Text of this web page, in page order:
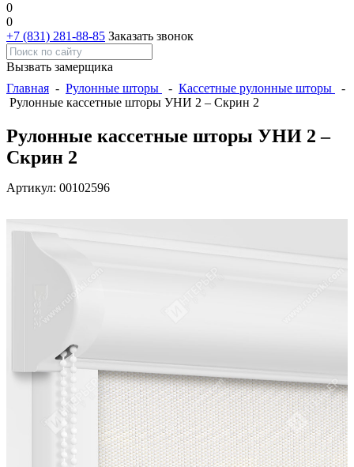
0
0
+7 (831) 281-88-85 Заказать звонок
Вызвать замерщика
Главная - Рулонные шторы - Кассетные рулонные шторы
-
Рулонные кассетные шторы УНИ 2 – Скрин 2
Рулонные кассетные шторы УНИ 2 –
Скрин 2
Артикул: 00102596